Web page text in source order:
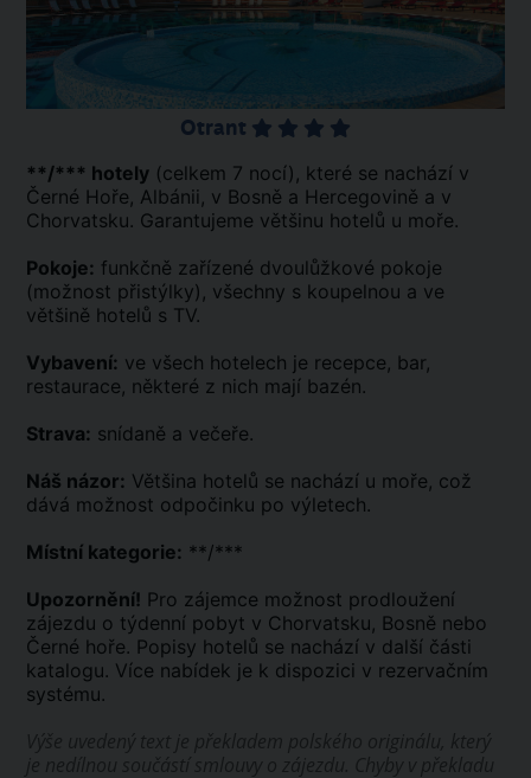
Otrant
**/*** hotely (celkem 7 nocí), které se nachází v
Černé Hoře, Albánii, v Bosně a Hercegovině a v
Chorvatsku. Garantujeme většinu hotelů u moře.
Pokoje: funkčně zařízené dvoulůžkové pokoje
(možnost přistýlky), všechny s koupelnou a ve
většině hotelů s TV.
Vybavení: ve všech hotelech je recepce, bar,
restaurace, některé z nich mají bazén.
Strava: snídaně a večeře.
Náš názor: Většina hotelů se nachází u moře, což
dává možnost odpočinku po výletech.
Místní kategorie: **/***
Upozornění! Pro zájemce možnost prodloužení
zájezdu o týdenní pobyt v Chorvatsku, Bosně nebo
Černé hoře. Popisy hotelů se nachází v další části
katalogu. Více nabídek je k dispozici v rezervačním
systému.